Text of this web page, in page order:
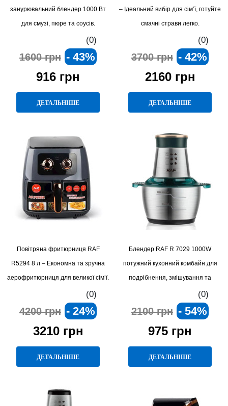
занурювальний блендер 1000 Вт
для смузі, пюре та соусів.
(0)
1600 грн - 43%
916 грн
ДЕТАЛЬНІШЕ
– Ідеальний вибір для сім’ї, готуйте
смачні страви легко.
(0)
3700 грн - 42%
2160 грн
ДЕТАЛЬНІШЕ
Повітряна фритюрниця RAF
R5294 8 л – Економна та зручна
аерофритюрниця для великої сім’ї.
(0)
4200 грн - 24%
3210 грн
ДЕТАЛЬНІШЕ
Блендер RAF R 7029 1000W
потужний кухонний комбайн для
подрібнення, змішування та
(0)
2100 грн - 54%
975 грн
ДЕТАЛЬНІШЕ